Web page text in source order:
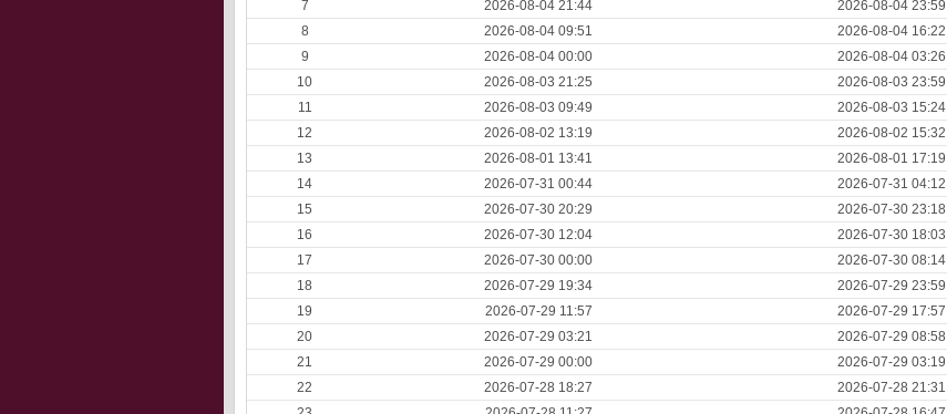
7
2026-08-04 21:44 2026-08-04 23:59
8
2026-08-04 09:51 2026-08-04 16:22
9
2026-08-04 00:00 2026-08-04 03:26
10
2026-08-03 21:25 2026-08-03 23:59
11
2026-08-03 09:49 2026-08-03 15:24
12
2026-08-02 13:19 2026-08-02 15:32
13
2026-08-01 13:41 2026-08-01 17:19
14
2026-07-31 00:44 2026-07-31 04:12
15
2026-07-30 20:29 2026-07-30 23:18
16
2026-07-30 12:04 2026-07-30 18:03
17
2026-07-30 00:00 2026-07-30 08:14
18
2026-07-29 19:34 2026-07-29 23:59
19
2026-07-29 11:57 2026-07-29 17:57
20
2026-07-29 03:21 2026-07-29 08:58
21
2026-07-29 00:00 2026-07-29 03:19
22
2026-07-28 18:27 2026-07-28 21:31